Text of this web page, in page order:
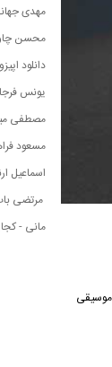
موسیقی
مهدی
محسن
دانلود
یونس
مصطفی
مسعود
اسماعیل
مرتضی
مانی -